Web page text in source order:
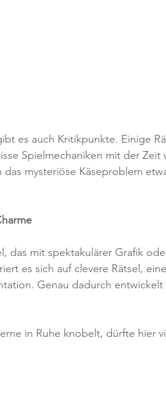
es auch Kritikpunkte. Einige
Spielmechaniken mit der
mysteriöse Käseproblem
das mit spektakulärer Grafik
es sich auf clevere Rätsel,
Genau dadurch
in Ruhe knobelt, dürfte hier